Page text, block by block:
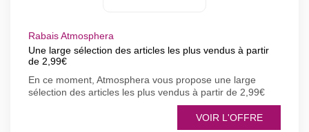
Rabais Atmosphera
Une large sélection des articles les plus vendus à partir
de 2,99€
En ce moment, Atmosphera vous propose une large
sélection des articles les plus vendus à partir de 2,99€
VOIR L'OFFRE